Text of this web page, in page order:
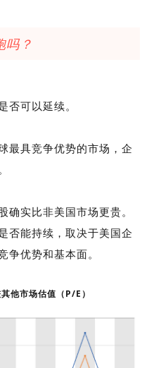
吗？
否可以延续。
最具竞争优势的市场，企
确实比非美国市场更贵。
否能持续，取决于美国企
争优势和基本面。
他市场估值（P/E）